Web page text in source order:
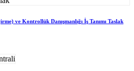
ve Kontrollük Danışmanlığı İş Tanımı Taslak